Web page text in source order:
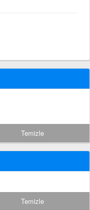
Temizle
Temizle